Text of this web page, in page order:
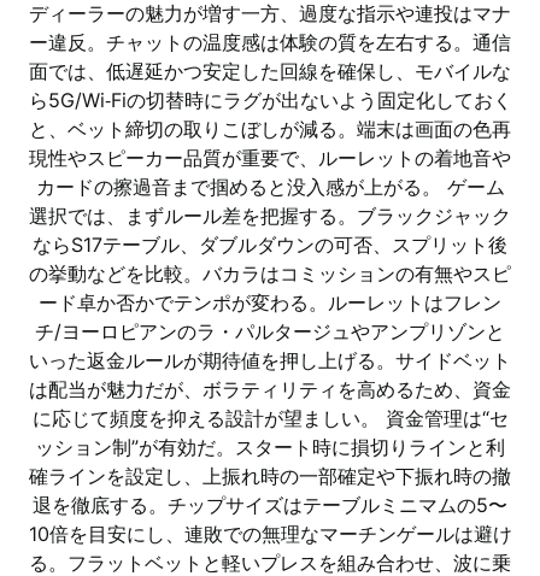
ディーラーの魅力が増す一方、過度な指示や連投はマナ
ー違反。チャットの温度感は体験の質を左右する。通信
面では、低遅延かつ安定した回線を確保し、モバイルな
ら5G/Wi‑Fiの切替時にラグが出ないよう固定化しておく
と、ベット締切の取りこぼしが減る。端末は画面の色再
現性やスピーカー品質が重要で、ルーレットの着地音や
カードの擦過音まで掴めると没入感が上がる。 ゲーム
選択では、まずルール差を把握する。ブラックジャック
ならS17テーブル、ダブルダウンの可否、スプリット後
の挙動などを比較。バカラはコミッションの有無やスピ
ード卓か否かでテンポが変わる。ルーレットはフレン
チ/ヨーロピアンのラ・パルタージュやアンプリゾンと
いった返金ルールが期待値を押し上げる。サイドベット
は配当が魅力だが、ボラティリティを高めるため、資金
に応じて頻度を抑える設計が望ましい。 資金管理は“セ
ッション制”が有効だ。スタート時に損切りラインと利
確ラインを設定し、上振れ時の一部確定や下振れ時の撤
退を徹底する。チップサイズはテーブルミニマムの5〜
10倍を目安にし、連敗での無理なマーチンゲールは避け
る。フラットベットと軽いプレスを組み合わせ、波に乗